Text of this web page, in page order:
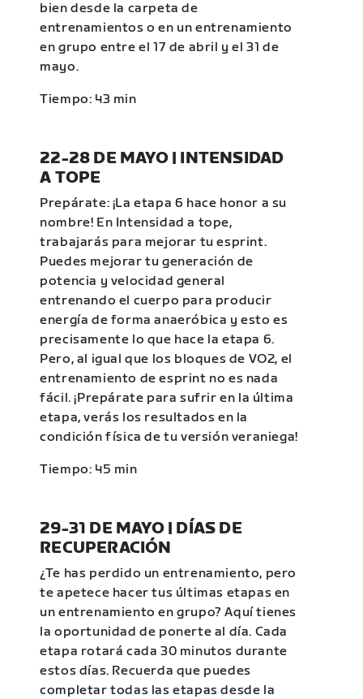
bien desde la carpeta de
entrenamientos o en un entrenamiento
en grupo entre el 17 de abril y el 31 de
mayo.
Tiempo: 43 min
22-28 DE MAYO | INTENSIDAD
A TOPE
Prepárate: ¡La etapa 6 hace honor a su
nombre! En Intensidad a tope,
trabajarás para mejorar tu esprint.
Puedes mejorar tu generación de
potencia y velocidad general
entrenando el cuerpo para producir
energía de forma anaeróbica y esto es
precisamente lo que hace la etapa 6.
Pero, al igual que los bloques de VO2, el
entrenamiento de esprint no es nada
fácil. ¡Prepárate para sufrir en la última
etapa, verás los resultados en la
condición física de tu versión veraniega!
Tiempo: 45 min
29-31 DE MAYO | DÍAS DE
RECUPERACIÓN
¿Te has perdido un entrenamiento, pero
te apetece hacer tus últimas etapas en
un entrenamiento en grupo? Aquí tienes
la oportunidad de ponerte al día. Cada
etapa rotará cada 30 minutos durante
estos días. Recuerda que puedes
completar todas las etapas desde la